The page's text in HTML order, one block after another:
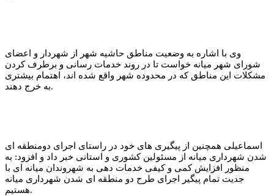
وی با اشاره به وضعیت مناطق حاشیه شهر از شهردار و اعضای
شورای شهر میانه خواست تا در روند خدمات رسانی و برطرف کردن
مشکلات این مناطق که در محدوده شهر واقع شده اند، اهتمام بیشتری
به خرج دهند.
اسماعیلی همچنین از پیگیری های خود در راستای اجرای دومنطقه ای
شدن شهرداری میانه از مسئولین کشوری و استانی خبر داد و افزود: به
منظور افزایش کمی و کیفی خدمات دهی به شهروندان میانه ای با
جدیت تمام پیگیر اجرای طرح دو منطقه ای شدن شهرداری میانه
هستیم.